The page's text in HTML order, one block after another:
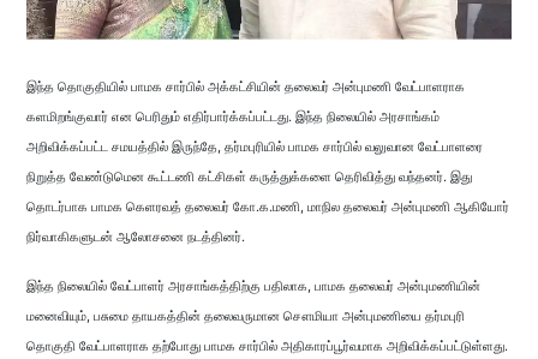
இந்த தொகுதியில் பாமக சார்பில் அக்கட்சியின் தலைவர் அன்புமணி வேட்பாளராக
களமிறங்குவார் என பெரிதும் எதிர்பார்க்கப்பட்டது. இந்த நிலையில் அரசாங்கம்
அறிவிக்கப்பட்ட சமயத்தில் இருந்தே, தர்மபுரியில் பாமக சார்பில் வலுவான வேட்பாளரை
நிறுத்த வேண்டுமென கூட்டணி கட்சிகள் கருத்துக்களை தெரிவித்து வந்தனர். இது
தொடர்பாக பாமக கெளரவத் தலைவர் கோ.க.மணி, மாநில தலைவர் அன்புமணி ஆகியோர்
நிர்வாகிகளுடன் ஆலோசனை நடத்தினர்.
இந்த நிலையில் வேட்பாளர் அரசாங்கத்திற்கு பதிலாக, பாமக தலைவர் அன்புமணியின்
மனைவியும், பசுமை தாயகத்தின் தலைவருமான சௌமியா அன்புமணியை தர்மபுரி
தொகுதி வேட்பாளராக தற்போது பாமக சார்பில் அதிகாரப்பூர்வமாக அறிவிக்கப்பட்டுள்ளது.